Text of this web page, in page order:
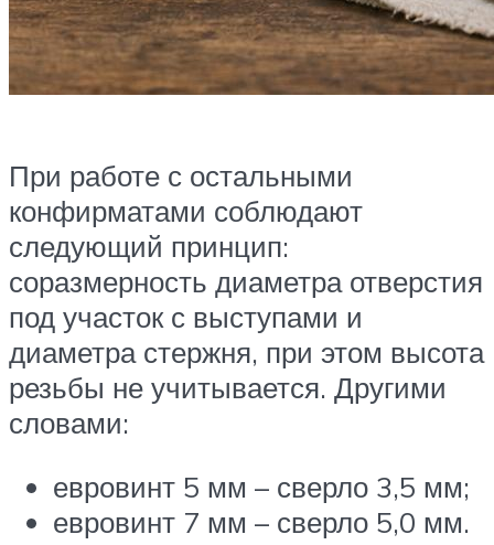
При работе с остальными
конфирматами соблюдают
следующий принцип:
соразмерность диаметра отверстия
под участок с выступами и
диаметра стержня, при этом высота
резьбы не учитывается. Другими
словами:
евровинт 5 мм – сверло 3,5 мм;
евровинт 7 мм – сверло 5,0 мм.